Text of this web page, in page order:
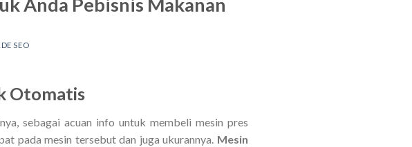
SEO
Otomatis
sebagai acuan info untuk membeli mesin pres
pada mesin tersebut dan juga ukurannya. Mesin